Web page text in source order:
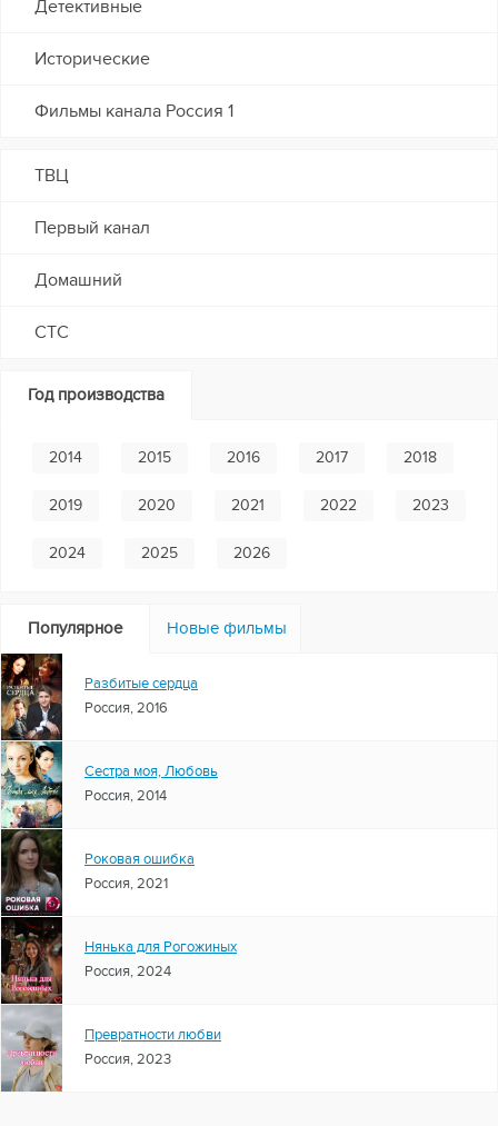
Детективные
Исторические
Фильмы канала Россия 1
ТВЦ
Первый канал
Домашний
СТС
Год производства
2014 2015 2016 2017 2018
2019 2020 2021 2022 2023
2024 2025 2026
Популярное Новые фильмы
Разбитые сердца
Россия, 2016
Сестра моя, Любовь
Россия, 2014
Роковая ошибка
Россия, 2021
Нянька для Рогожиных
Россия, 2024
Превратности любви
Россия, 2023